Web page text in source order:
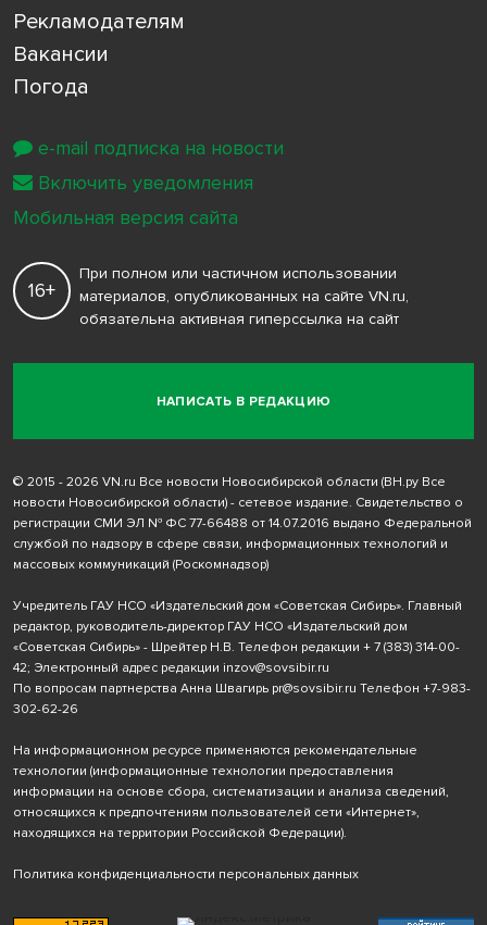
Рекламодателям
Вакансии
Погода
НАПИСАТЬ В РЕДАКЦИЮ
16+
При полном или частичном использовании
материалов, опубликованных на сайте VN.ru,
обязательна активная гиперссылка на сайт
© 2015 - 2026 VN.ru Все новости Новосибирской области (ВН.ру Все
новости Новосибирской области) - сетевое издание. Свидетельство о
регистрации СМИ ЭЛ № ФС 77-66488 от 14.07.2016 выдано Федеральной
службой по надзору в сфере связи, информационных технологий и
массовых коммуникаций (Роскомнадзор)
Учредитель ГАУ НСО «Издательский дом «Советская Сибирь». Главный
редактор, руководитель-директор ГАУ НСО «Издательский дом
«Советская Сибирь» - Шрейтер Н.В. Телефон редакции + 7 (383) 314-00-
42; Электронный адрес редакции inzov@sovsibir.ru
По вопросам партнерства Анна Швагирь pr@sovsibir.ru Телефон +7-983-
302-62-26
На информационном ресурсе применяются рекомендательные
технологии (информационные технологии предоставления
информации на основе сбора, систематизации и анализа сведений,
относящихся к предпочтениям пользователей сети «Интернет»,
находящихся на территории Российской Федерации).
Политика конфиденциальности персональных данных
e-mail подписка на новости
Включить уведомления
Мобильная версия сайта